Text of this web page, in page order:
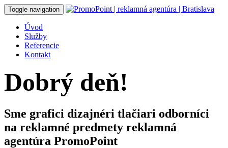
Toggle navigation
Úvod
Služby
Referencie
Kontakt
Dobrý deň!
Sme grafici dizajnéri tlačiari odborníci
na reklamné predmety reklamná
agentúra PromoPoint